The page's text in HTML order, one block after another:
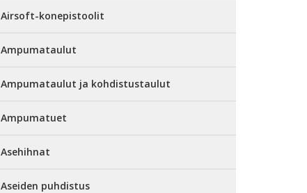
Airsoft-konepistoolit
Ampumataulut
Ampumataulut ja kohdistustaulut
Ampumatuet
Asehihnat
Aseiden puhdistus